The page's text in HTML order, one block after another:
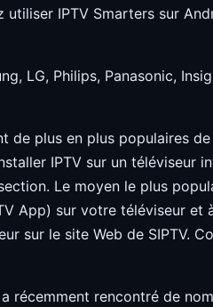
IPTV Smarters sur
LG, Philips, Panasonic,
de plus en plus populaires
IPTV sur un téléviseur
Le moyen le plus
App) sur votre téléviseur
sur le site Web de SIPTV.
récemment rencontré de